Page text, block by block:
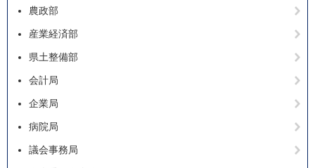
農政部
産業経済部
県土整備部
会計局
企業局
病院局
議会事務局